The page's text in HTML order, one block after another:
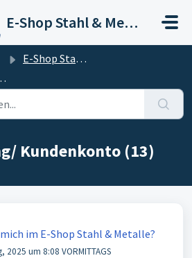
gehen
E-Shop Stahl & Metalle
E-Shop Stahl & Metalle
Kundenkonto (13)
im E-Shop Stahl & Metalle?
um 8:08 VORMITTAGS